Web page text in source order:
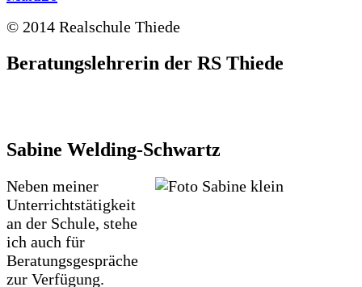
© 2014 Realschule Thiede
Beratungslehrerin der RS Thiede
Sabine Welding-Schwartz
Neben meiner
Unterrichtstätigkeit
an der Schule, stehe
ich auch für
Beratungsgespräche
zur Verfügung.